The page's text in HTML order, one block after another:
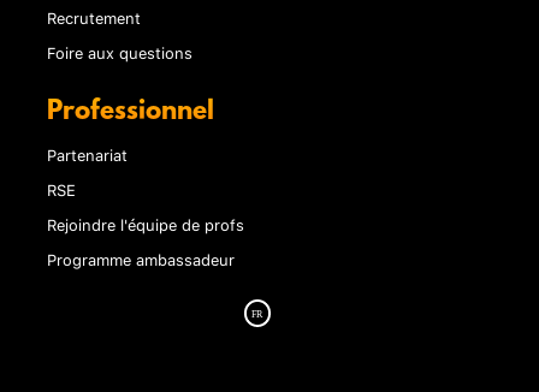
Recrutement
Foire aux questions
Professionnel
Partenariat
RSE
Rejoindre l'équipe de profs
Programme ambassadeur